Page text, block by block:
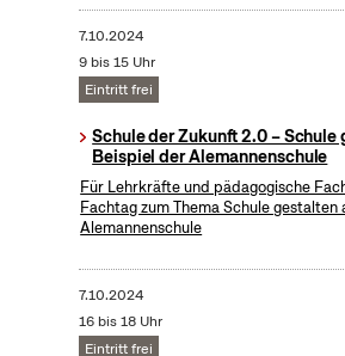
7.10.2024
9 bis 15 Uhr
Eintritt frei
Schule der Zukunft 2.0 – Schule
Beispiel der Alemannenschule
Für Lehrkräfte und pädagogische
Fachtag zum Thema Schule gestalten
Alemannenschule
7.10.2024
16 bis 18 Uhr
Eintritt frei